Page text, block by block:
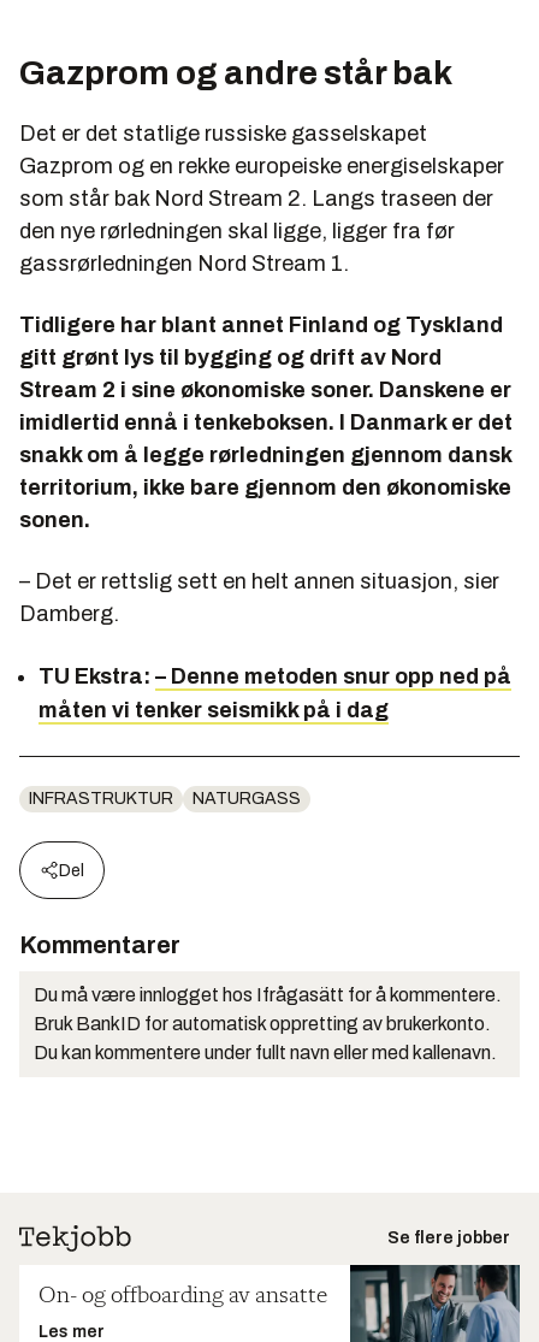
Gazprom og andre står bak
Det er det statlige russiske gasselskapet
Gazprom og en rekke europeiske energiselskaper
som står bak Nord Stream 2. Langs traseen der
den nye rørledningen skal ligge, ligger fra før
gassrørledningen Nord Stream 1.
Tidligere har blant annet Finland og Tyskland
gitt grønt lys til bygging og drift av Nord
Stream 2 i sine økonomiske soner. Danskene er
imidlertid ennå i tenkeboksen. I Danmark er det
snakk om å legge rørledningen gjennom dansk
territorium, ikke bare gjennom den økonomiske
sonen.
– Det er rettslig sett en helt annen situasjon, sier
Damberg.
TU Ekstra: – Denne metoden snur opp ned på
måten vi tenker seismikk på i dag
INFRASTRUKTUR NATURGASS
Del
Kommentarer
Du må være innlogget hos Ifrågasätt for å kommentere.
Bruk BankID for automatisk oppretting av brukerkonto.
Du kan kommentere under fullt navn eller med kallenavn.
Se flere jobber
On- og offboarding av ansatte
Les mer